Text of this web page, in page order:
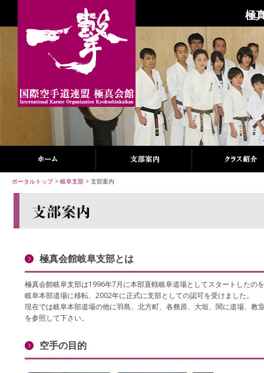
極
ポータルトップ> 岐阜支部 > 支部案内
極真会館岐阜支部とは
極真会館岐阜支部は1996年7月に本部直轄岐阜道場としてスタートしたの
岐阜本部道場に移転、2002年に正式に支部としての認可を受けました。
現在では岐阜本部道場の他に羽島、北方町、各務原、大垣、関に道場、教
を参照して下さい。
空手の目的